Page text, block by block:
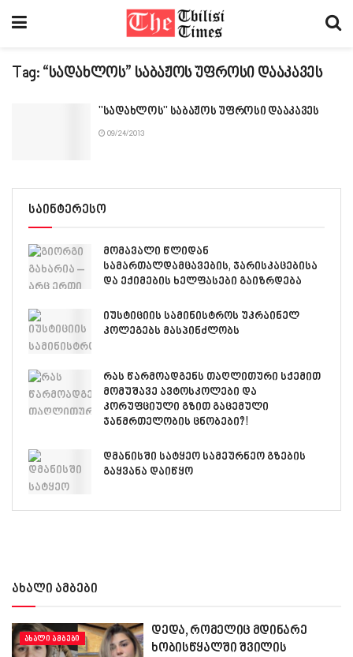
Tag: “სადახლოს” საბაჟოს უფროსი დააკავეს
"სადახლოს" საბაჟოს უფროსი დააკავეს
09/24/2013
საინტერესო
მომავალი წლიდან
სამართალდამცავების, ჯარისკაცებისა
და ექიმების ხელფასები გაიზრდება
იუსტიციის სამინისტროს უკრაინელ
კოლეგებს მასპინძლობს
რას წარმოადგენს თაღლითური სქემით
მომუშავე ავტოსკოლები და
კორუფციული გზით გაცემული
ჯანმრთელობის ცნობები?!
დმანისში სატყეო სამეურნეო გზების
გაყვანა დაიწყო
ახალი ამბები
ᲐᲮᲐᲚᲘ ᲐᲛᲑᲔᲑᲘ
დედა, რომელიც მდინარე
ხობისწყალში შვილის